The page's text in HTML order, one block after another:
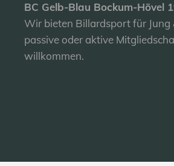
BC Gelb-Blau Bockum-Hövel
Wir bieten Billardsport für Jung
passive oder aktive
willkommen.